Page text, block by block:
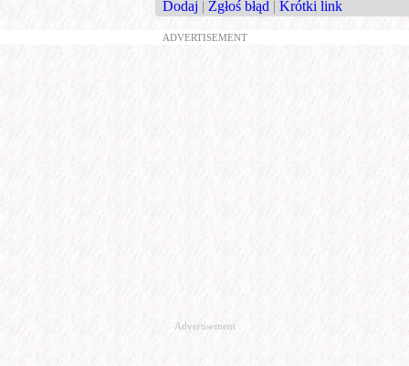
Dodaj | Zgłoś błąd | Krótki link
ADVERTISEMENT
Advertisement